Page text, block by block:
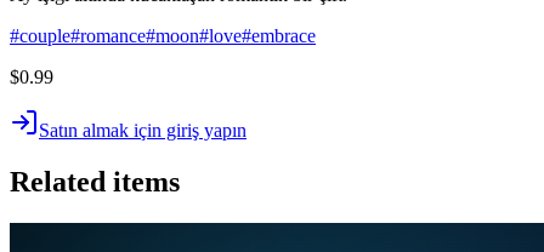
#couple#romance#moon#love#embrace
$0.99
Satın almak için giriş yapın
Related items